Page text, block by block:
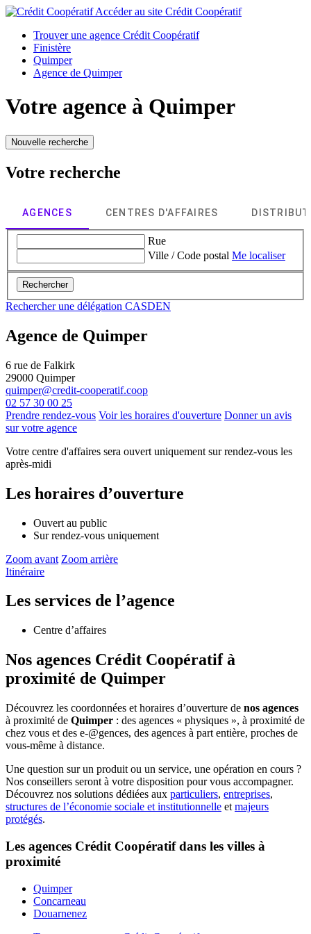
Accéder au site Crédit Coopératif
Trouver une agence Crédit Coopératif
Finistère
Quimper
Agence de Quimper
Votre agence à Quimper
Nouvelle recherche
Votre recherche
AGENCES CENTRES D'AFFAIRES
Rue
Ville / Code postal Me localiser
Rechercher
Rechercher une délégation CASDEN
Agence de Quimper
6 rue de Falkirk
29000 Quimper
quimper@credit-cooperatif.coop
02 57 30 00 25
Prendre rendez-vous Voir les horaires d'ouverture Donner un avis
sur votre agence
Votre centre d'affaires sera ouvert uniquement sur rendez-vous les
après-midi
Les horaires d’ouverture
Ouvert au public
Sur rendez-vous uniquement
Zoom avant Zoom arrière
Itinéraire
Les services de l’agence
Centre d’affaires
Nos agences Crédit Coopératifà
proximité de Quimper
Découvrez les coordonnées et horaires d’ouverture de nos agences
à proximité de Quimper : des agences « physiques », à proximité de
chez vous et des e-@gences, des agences à part entière, proches de
vous-même à distance.
Une question sur un produit ou un service, une opération en cours ?
Nos conseillers seront à votre disposition pour vous accompagner.
Découvrez nos solutions dédiées aux particuliers, entreprises,
structures de l’économie sociale et institutionnelle et majeurs
protégés.
Les agences Crédit Coopératif dans les villes à
proximité
Quimper
Concarneau
Douarnenez